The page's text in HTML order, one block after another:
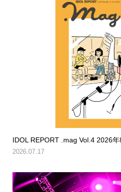
IDOL REPORT .mag Vol.4 2026年
2026.07.17